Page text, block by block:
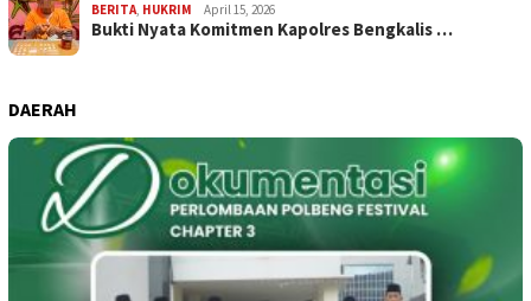
BERITA, HUKRIM April 15, 2026
Bukti Nyata Komitmen Kapolres Bengkalis …
DAERAH